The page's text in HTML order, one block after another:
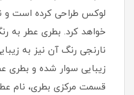
لوکس طراحی کرده است
خواهد کرد. بطری عطر به
نارنجی رنگ آن نیز به
زیبایی سوار شده و بطری
قسمت مرکزی بطری، نام